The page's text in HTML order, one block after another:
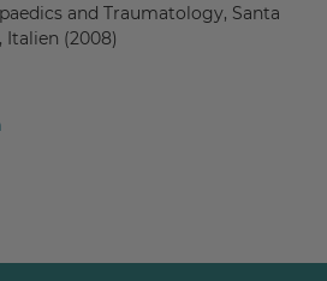
and Traumatology, Santa
Italien (2008)
osteoporotischer
Kongress Hannover
Ulm (2008)